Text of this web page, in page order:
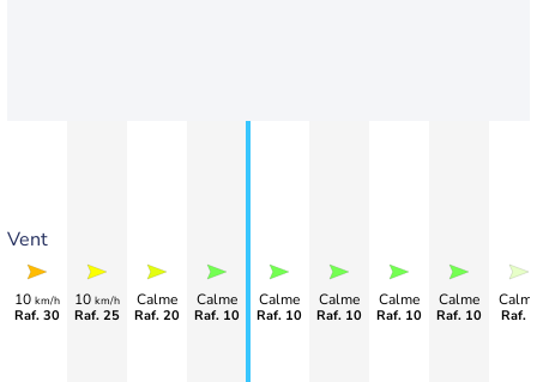
Vent
10 km/h
Raf. 30
10 km/h
Raf. 25
Calme
Raf. 20
Calme
Raf. 10
Calme
Raf. 10
Calme
Raf. 10
Calme
Raf. 10
Calme
Raf. 10 Raf. 5